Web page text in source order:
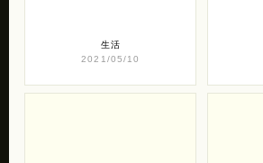
生活
2021/05/10